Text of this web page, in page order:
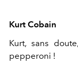
Kurt Cobain
Kurt, sans
pepperoni !